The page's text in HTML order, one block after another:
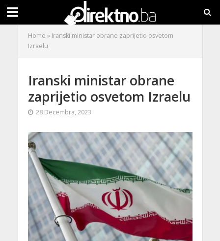
Home » Iranski ministar obrane zaprijetio osvetom
Izraelu
Iranski ministar obrane
zaprijetio osvetom Izraelu
28 Decembra, 2023